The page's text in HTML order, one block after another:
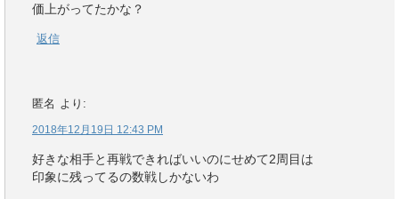
価上がってたかな？
返信
匿名 より:
2018年12月19日 12:43 PM
好きな相手と再戦できればいいのにせめて2周目は
印象に残ってるの数戦しかないわ